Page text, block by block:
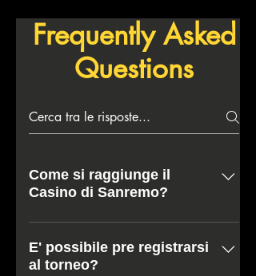
Frequently Asked
Questions
Come si raggiunge il
Casino di Sanremo?
Corso degli Inglesi, 18 18038
Sanremo (IM) Italia AEREO Nizza -
Francia (65 km - 55 min) Genova
E' possibile pre registrarsi
al torneo?